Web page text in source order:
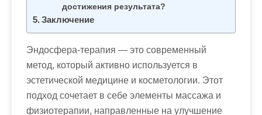
достижения результата?
Заключение
Эндосфера-терапия — это современный
метод, который активно используется в
эстетической медицине и косметологии. Этот
подход сочетает в себе элементы массажа и
физиотерапии, направленные на улучшение